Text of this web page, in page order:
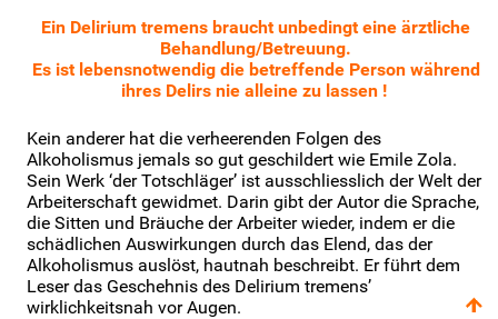
Ein Delirium tremens braucht unbedingt eine ärztliche
Behandlung/Betreuung.
Es ist lebensnotwendig die betreffende Person während
ihres Delirs nie alleine zu lassen !
Kein anderer hat die verheerenden Folgen des
Alkoholismus jemals so gut geschildert wie Emile Zola.
Sein Werk ‘der Totschläger’ ist ausschliesslich der Welt der
Arbeiterschaft gewidmet. Darin gibt der Autor die Sprache,
die Sitten und Bräuche der Arbeiter wieder, indem er die
schädlichen Auswirkungen durch das Elend, das der
Alkoholismus auslöst, hautnah beschreibt. Er führt dem
Leser das Geschehnis des Delirium tremens’
wirklichkeitsnah vor Augen.